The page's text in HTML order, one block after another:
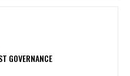
GOVERNANCE